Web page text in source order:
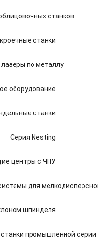
станков
станки
по металлу
оборудование
станки
Серия Nesting
центры с ЧПУ
для
шпинделя
промышленной серии